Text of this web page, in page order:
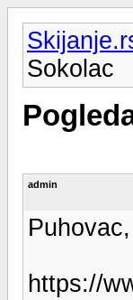
Sokolac
admin
https://